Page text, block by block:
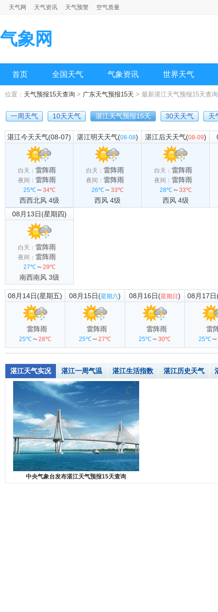
天气网 天气资讯 天气预警 空气质量
气象网
首页 全国天气 气象资讯 世界天气
位置： 天气预报15天查询 > 广东天气预报15天 > 最新湛江天气预报15天查询
一周天气 10天天气 湛江天气预报15天 30天天气 天
湛江今天天气(08-07)
白天： 雷阵雨
夜间： 雷阵雨
25℃～ 34℃
西西北风 4级
湛江明天天气(08-08)
白天： 雷阵雨
夜间： 雷阵雨
26℃～ 33℃
西风 4级
湛江后天天气(08-09)
白天： 雷阵雨
夜间： 雷阵雨
28℃～ 33℃
西风 4级
08月13日(星期四)
白天： 雷阵雨
夜间： 雷阵雨
27℃ ～ 29℃
南西南风 3级
08月14日(星期五)
雷阵雨
25℃ ～ 28℃
08月15日(星期六)
雷阵雨
25℃ ～ 27℃
08月16日(星期日 )
雷阵雨
25℃ ～ 30℃
08月17
雷
25℃ ～
湛江天气实况 湛江一周气温 湛江生活指数 湛江历史天气
中央气象台发布湛江天气预报15天查询